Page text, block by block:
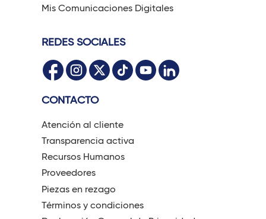
Mis Comunicaciones Digitales
REDES SOCIALES
CONTACTO
Atención al cliente
Transparencia activa
Recursos Humanos
Proveedores
Piezas en rezago
Términos y condiciones